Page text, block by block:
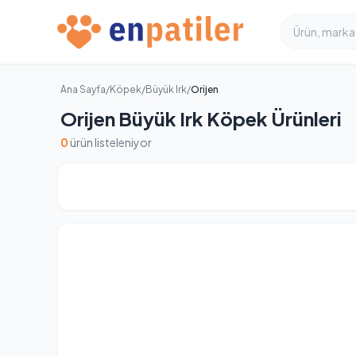
Ana Sayfa/Köpek/Büyük Irk/Orijen
Orijen Büyük Irk Köpek Ürünleri
0 ürün listeleniyor